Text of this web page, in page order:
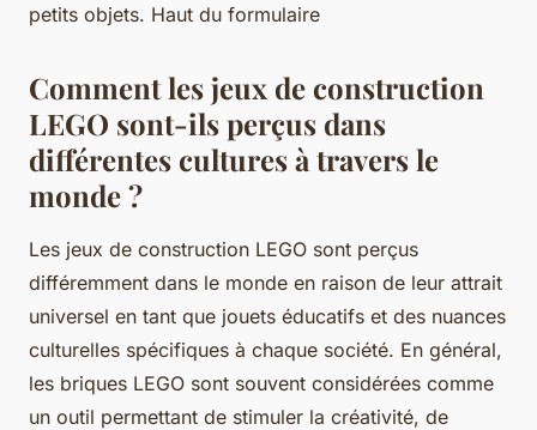
petits objets. Haut du formulaire
Comment les jeux de construction
LEGO sont-ils perçus dans
différentes cultures à travers le
monde ?
Les jeux de construction LEGO sont perçus
différemment dans le monde en raison de leur attrait
universel en tant que jouets éducatifs et des nuances
culturelles spécifiques à chaque société. En général,
les briques LEGO sont souvent considérées comme
un outil permettant de stimuler la créativité, de